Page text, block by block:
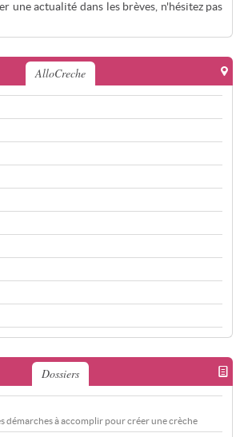
une actualité dans les brèves, n'hésitez pas
AlloCreche
Dossiers
démarches à accomplir pour créer une crèche